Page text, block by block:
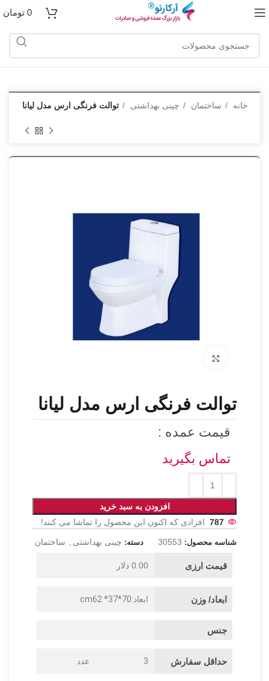
0 تومان
خانه ساختمان چینی بهداشتی توالت فرنگی ارس مدل لیانا
توالت فرنگی ارس مدل لیانا
قیمت عمده :
تماس بگیرید
افزودن به سبد خرید
787 افرادی که اکنون این محصول را تماشا می کنند!
شناسه محصول: 30553 دسته: چینی بهداشتی ساختمان
قیمت ارزی 0.00 دلار
ابعاد/ وزن ابعاد:70*37* cm62
جنس
حداقل سفارش 3 عدد